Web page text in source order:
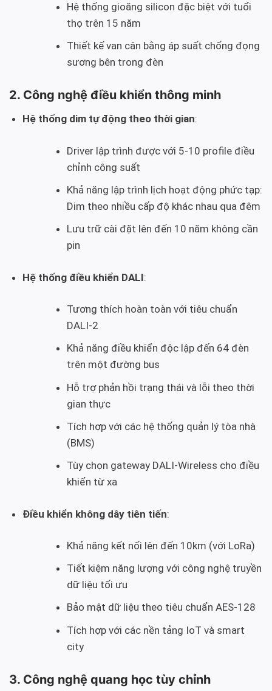
Hệ thống gioăng silicon đặc biệt với tuổi
thọ trên 15 năm
Thiết kế van cân bằng áp suất chống đọng
sương bên trong đèn
2. Công nghệ điều khiển thông minh
Hệ thống dim tự động theo thời gian:
Driver lập trình được với 5-10 profile điều
chỉnh công suất
Khả năng lập trình lịch hoạt động phức tạp:
Dim theo nhiều cấp độ khác nhau qua đêm
Lưu trữ cài đặt lên đến 10 năm không cần
pin
Hệ thống điều khiển DALI:
Tương thích hoàn toàn với tiêu chuẩn
DALI-2
Khả năng điều khiển độc lập đến 64 đèn
trên một đường bus
Hỗ trợ phản hồi trạng thái và lỗi theo thời
gian thực
Tích hợp với các hệ thống quản lý tòa nhà
(BMS)
Tùy chọn gateway DALI-Wireless cho điều
khiển từ xa
Điều khiển không dây tiên tiến:
Khả năng kết nối lên đến 10km (với LoRa)
Tiết kiệm năng lượng với công nghệ truyền
dữ liệu tối ưu
Bảo mật dữ liệu theo tiêu chuẩn AES-128
Tích hợp với các nền tảng IoT và smart
city
3. Công nghệ quang học tùy chỉnh